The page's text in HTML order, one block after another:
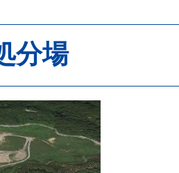
分場